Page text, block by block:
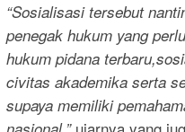
“Sosialisasi tersebut
penegak hukum yang
hukum pidana
civitas akademika serta
supaya memiliki